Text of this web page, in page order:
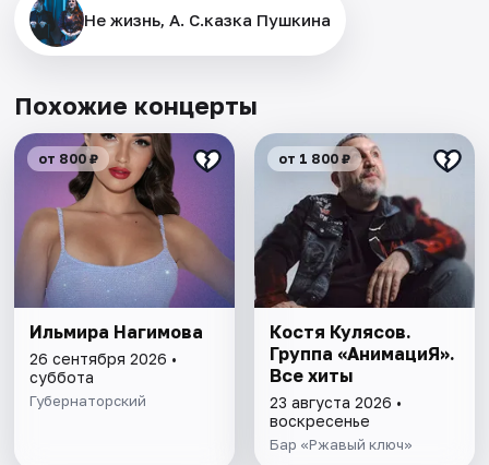
Не жизнь, А. С.казка Пушкина
Похожие концерты
от 800 ₽
Ильмира Нагимова
26 сентября 2026 •
суббота
Губернаторский
от 1 800 ₽
Костя Кулясов.
Группа «АнимациЯ».
Все хиты
23 августа 2026 •
воскресенье
Бар «Ржавый ключ»